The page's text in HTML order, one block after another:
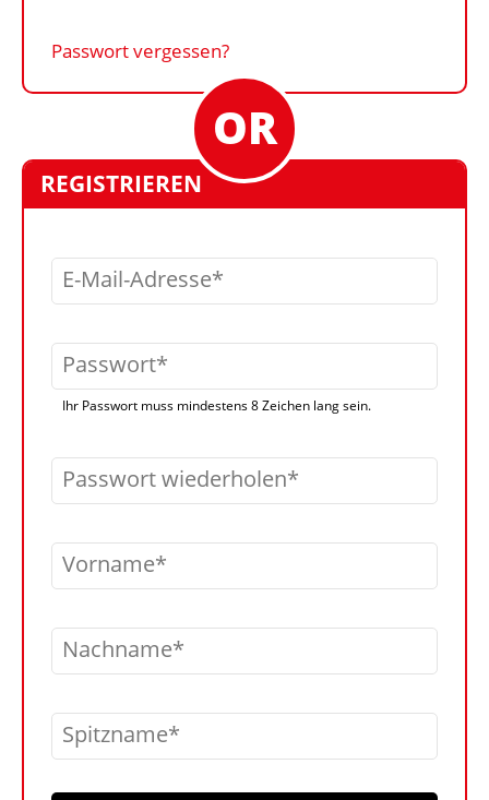
Passwort vergessen?
REGISTRIEREN
E-Mail-Adresse
Passwort
Ihr Passwort muss mindestens 8 Zeichen lang sein.
Passwort wiederholen
Vorname
Nachname
Spitzname